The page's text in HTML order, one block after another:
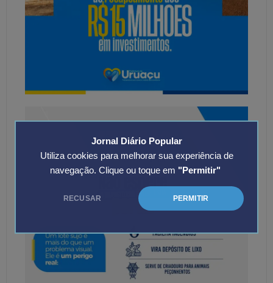
Jornal Diário Popular
Utiliza cookies para melhorar sua experiência de
navegação. Clique ou toque em "Permitir"
RECUSAR PERMITIR